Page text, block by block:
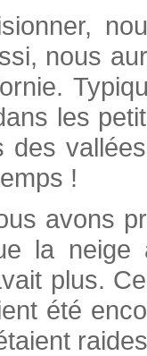
nous
les
des
!
avons
la
plus.
été